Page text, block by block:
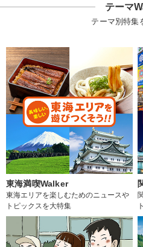
テーマ
テーマ別特集
東海満喫Walker
東海エリアを楽しむためのニュースや
トピックスを大特集